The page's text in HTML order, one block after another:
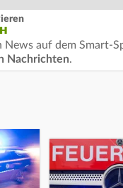
News auf dem Smart-
Nachrichten.